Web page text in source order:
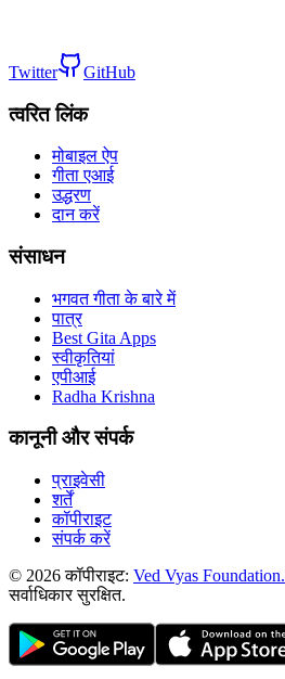
Twitter GitHub
त्वरित लिंक
मोबाइल ऐप
गीता एआई
उद्धरण
दान करें
संसाधन
भगवत गीता के बारे में
पात्र
Best Gita Apps
स्वीकृतियां
एपीआई
Radha Krishna
कानूनी और संपर्क
प्राइवेसी
शर्तें
कॉपीराइट
संपर्क करें
© 2026 कॉपीराइट: Ved Vyas Foundation.
सर्वाधिकार सुरक्षित.